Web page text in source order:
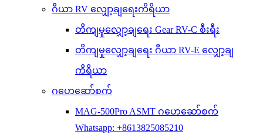
ဂီယာ RV လျှော့ချရေးကိရိယာ
တိကျမှုလျှော့ချရေး Gear RV-C စီးရီး
တိကျမှုလျှော့ချရေး ဂီယာ RV-E လျှော့ချ
ကိရိယာ
ဂဟေဆော်စက်
MAG-500Pro ASMT ဂဟေဆော်စက်
Whatsapp: +8613825085210